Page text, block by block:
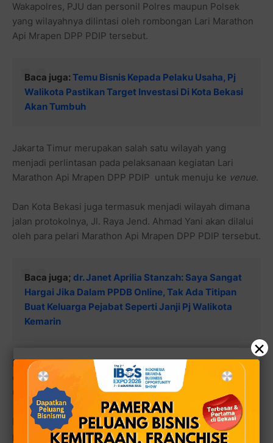
Wakapolres, PJU dan personil Polres maupun Polsek
yang wilayahnya dilintasi oleh rombongan Lari Marathon
Api Mrapen DPP PDIP tersebut.
Baca juga: Temu Bisnis Kepada Pelaku Usaha, Pj
Walikota Pastikan Target Investasi Di Kota Bekasi
Akan Tumbuh
Jakarta Timur merupakan salah satu wilayah yang
menjadi perlintasan pada pelaksanaan kegiatan Lari
Marathon Api Mrapen DPP PDIP untuk menuju ke venue.
Dan Kota Bekasi juga termasuk menjadi wilayah dimana
jalan protokolnya, Jl. Raya Jend. Ahmad Yani akan dilalui
oleh para pelari Marathon Api Mrapen DPP PDIP tersebut.
Baca juga; dr. Janet Aprilia Stanzah: Saya Sangat
Hargai Jika Dalam PPDB Online, Tak Ada Titipan
Buat Keluarga Pejabat Seperti Janji Pj Walikota
Kemarin
Personil yang akan melaksanakan pengamanan juga
dibagi menjadi pengamanan terbuka dan tertutup,
utamanya pengamanan jalur/rute yang akan dilintasi.
Pengamanan dilakukan guna mengantisipasi segala
potensi kemacetan yang dapat terjadi, mengingat ratusan
×